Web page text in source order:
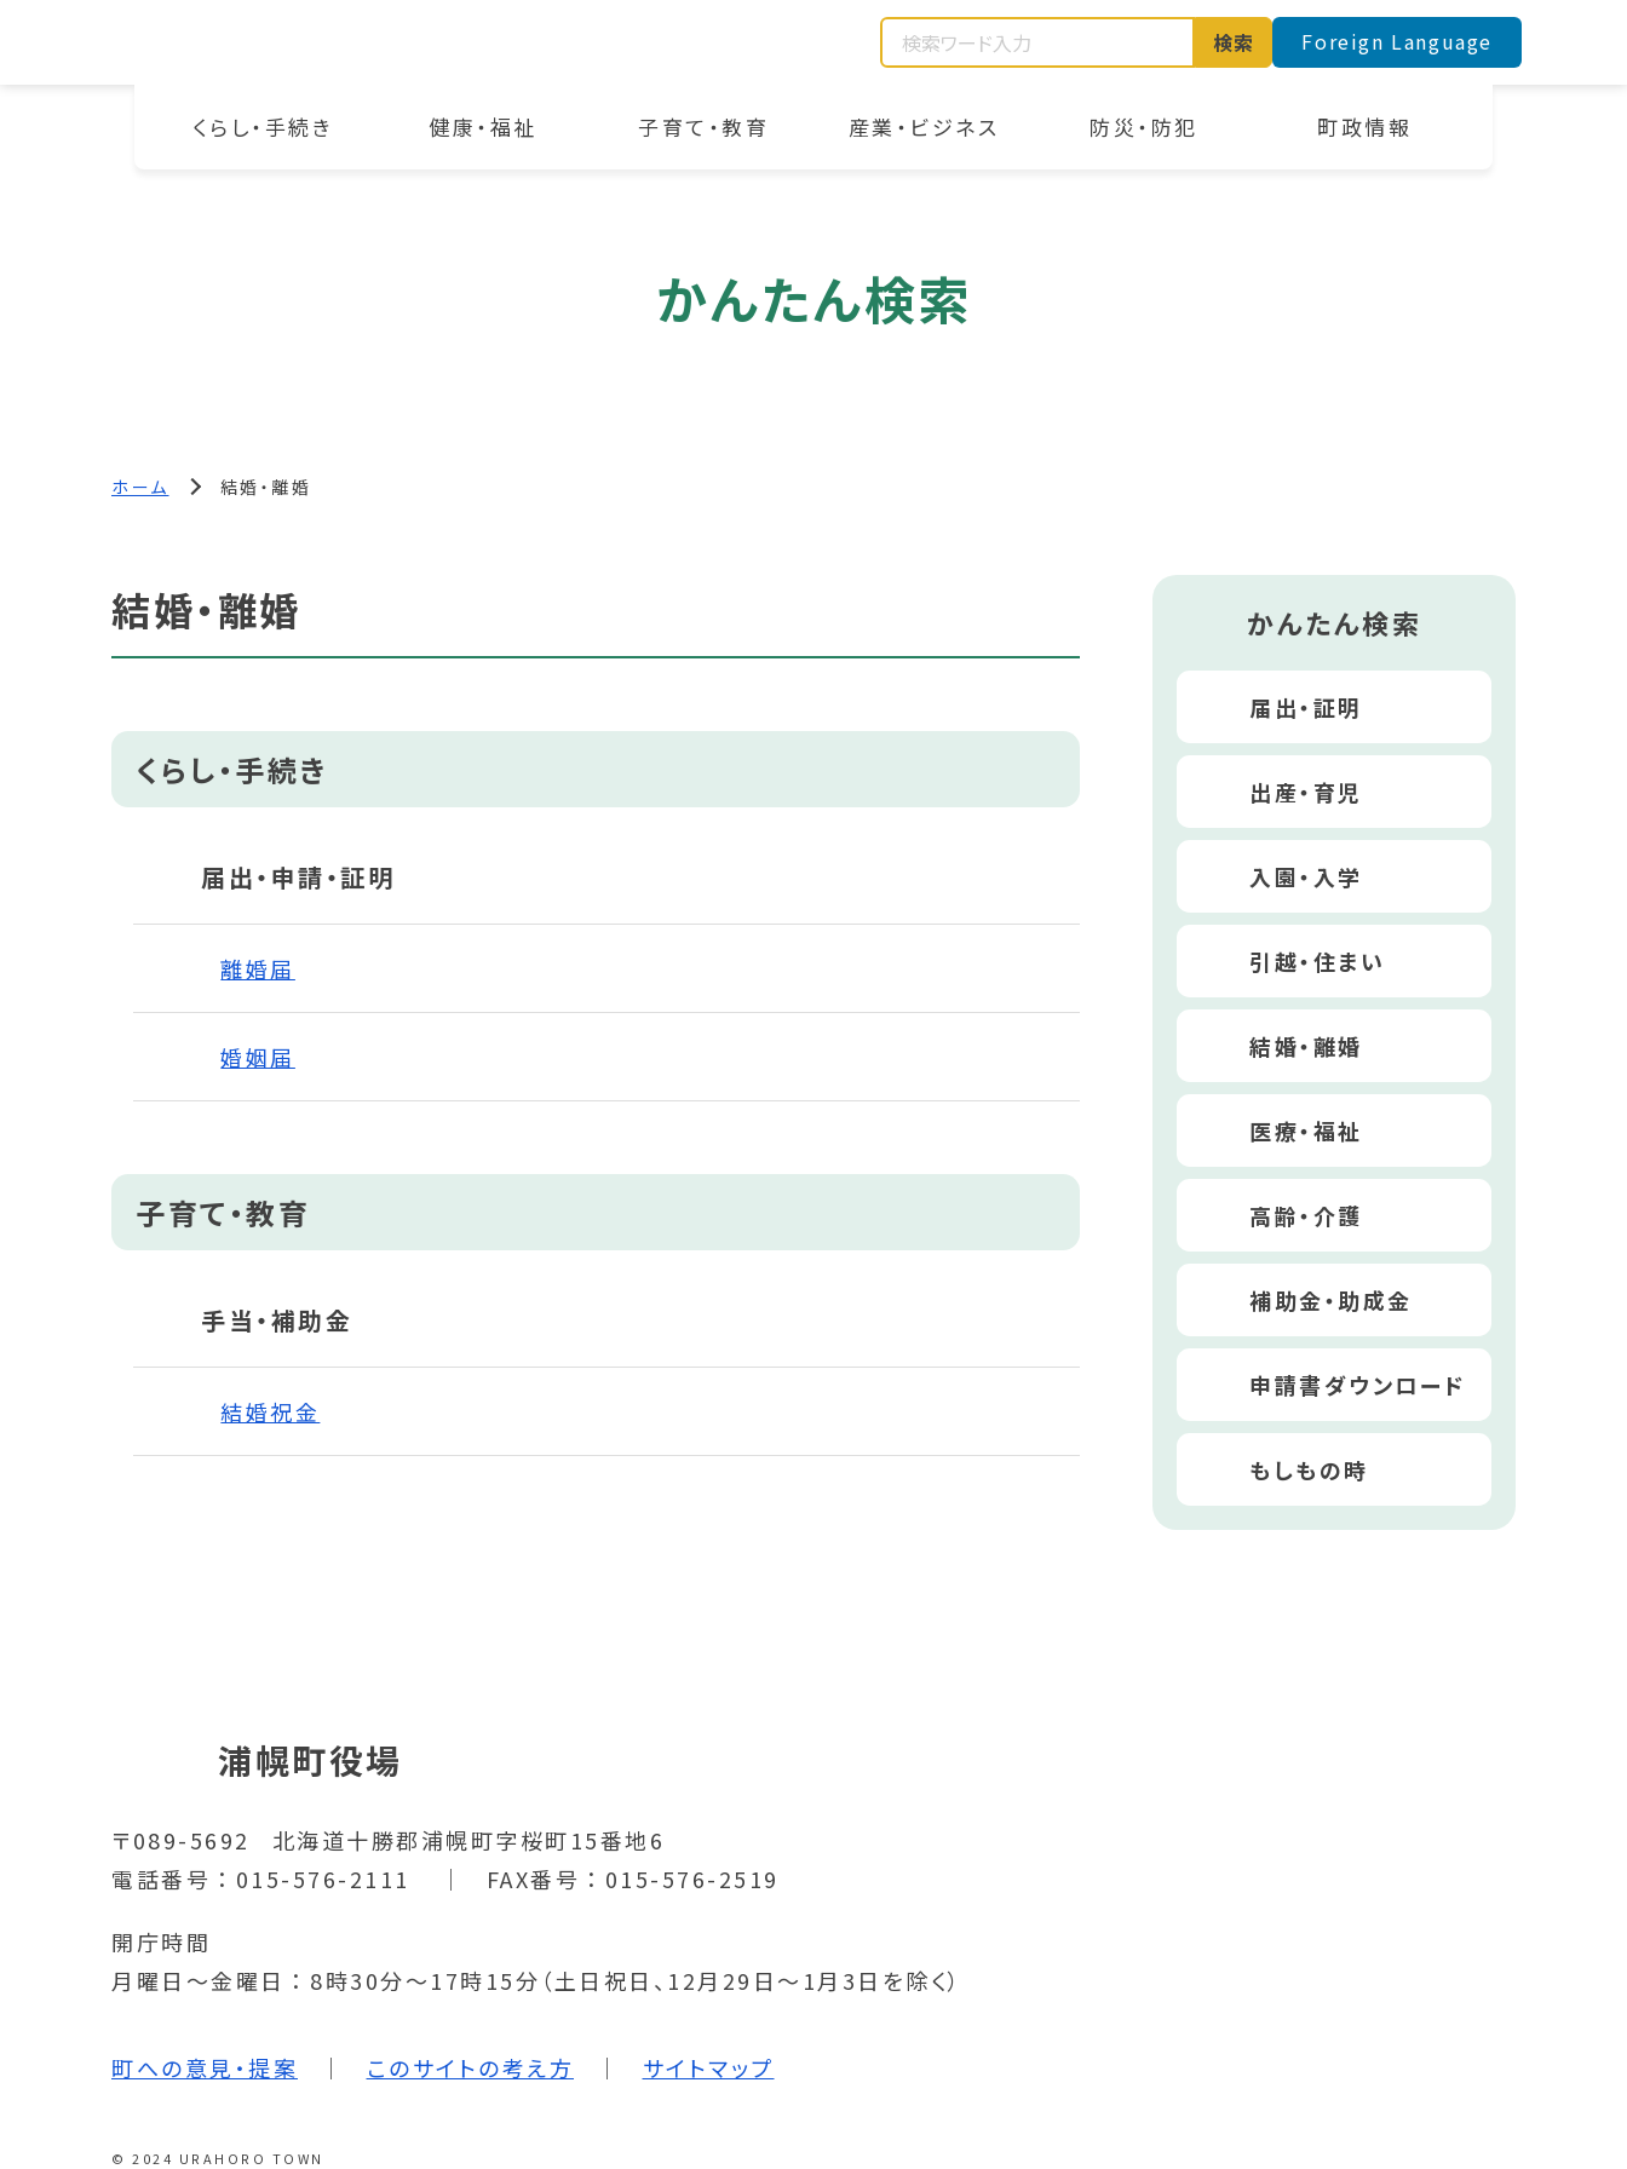
くらし・手続き 健康・福祉 子育て・教育 産業・ビジネス 防災・防犯 町政情報
検索 Foreign Language
かんたん検索
ホーム 結婚・離婚
結婚・離婚
くらし・手続き
届出・申請・証明
離婚届
婚姻届
子育て・教育
手当・補助金
結婚祝金
かんたん検索
届出・証明
出産・育児
入園・入学
引越・住まい
結婚・離婚
医療・福祉
高齢・介護
補助金・助成金
申請書ダウンロード
もしもの時
浦幌町役場
〒089-5692
北海道十勝郡浦幌町字桜町15番地6
電話番号
015-576-2111 FAX番号
015-576-2519
開庁時間
月曜日～金曜日
8時30分～17時15分（土日祝日、12月29日～1月3日を除く）
町への意見・提案 このサイトの考え方 サイトマップ
© 2024 URAHORO TOWN